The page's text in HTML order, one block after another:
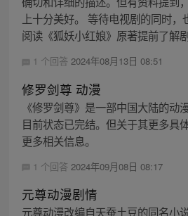
上十分美好。 等待电视剧的同时
阅读《狐妖小红娘》原著提前了解剧
1 个回答 2024年08月13日 08:51
修罗剑尊 动漫
《修罗剑尊》是一部中国大陆的动
目前状态已完结。但关于其更多具
更多相关信息。
1 个回答 2024年09月08日 08:17
元尊动漫剧情
元尊动漫改编自天蚕土豆的同名小